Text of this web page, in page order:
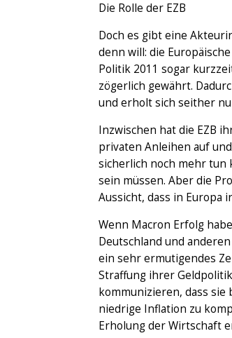
Die Rolle der EZB
Doch es gibt eine
denn will: die
Politik 2011 sogar
zögerlich gewährt.
und erholt sich seither
Inzwischen hat die EZB
privaten Anleihen auf
sicherlich noch mehr tun
sein müssen. Aber die
Aussicht, dass in Europa
Wenn Macron Erfolg
Deutschland und
ein sehr ermutigendes
Straffung ihrer
kommunizieren, dass sie
niedrige Inflation zu
Erholung der Wirtschaft